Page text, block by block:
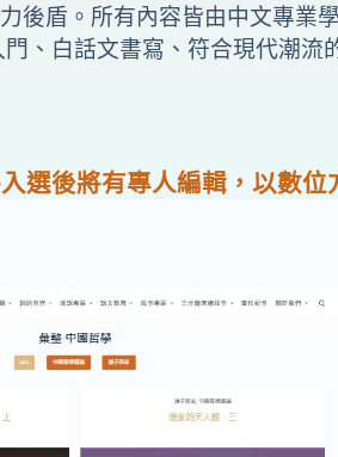
後盾。所有內容皆由中文專業
、白話文書寫、符合現代潮
選後將有專人編輯，以數位